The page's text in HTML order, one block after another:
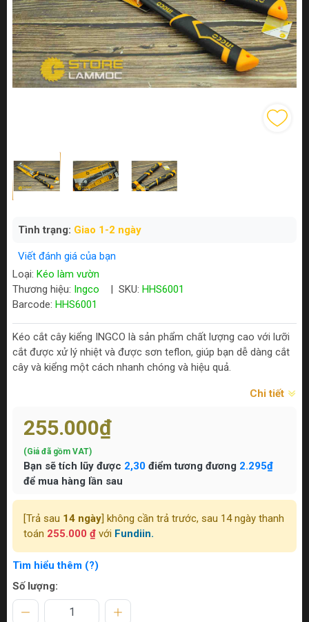
Tình trạng: Giao 1-2 ngày
Viết đánh giá của bạn
Loại: Kéo làm vườn
Thương hiệu: Ingco SKU: HHS6001
Barcode: HHS6001
Kéo cắt cây kiểng INGCO là sản phẩm chất lượng cao với lưỡi
cắt được xử lý nhiệt và được sơn teflon, giúp bạn dễ dàng cắt
cây và kiểng một cách nhanh chóng và hiệu quả.
Chi tiết
255.000₫
(Giá đã gồm VAT)
Bạn sẽ tích lũy được 2,30 điểm tương đương 2.295₫
để mua hàng lần sau
[Trả sau 14 ngày ] không cần trả trước, sau 14 ngày thanh
toán 255.000 ₫ với Fundiin.
Tìm hiểu thêm (?)
Số lượng: